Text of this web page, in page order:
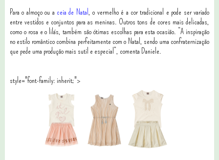
Para o almoço ou a ceia de Natal, o vermelho é a cor tradicional e pode ser variado
entre vestidos e conjuntos para as meninas. Outros tons de cores mais delicadas,
como o rosa e o lilás, também são ótimas escolhas para esta ocasião. “A inspiração
no estilo romântico combina perfeitamente com o Natal, sendo uma confraternização
que pede uma produção mais sutil e especial”, comenta Daniele.
style="font-family: inherit;">